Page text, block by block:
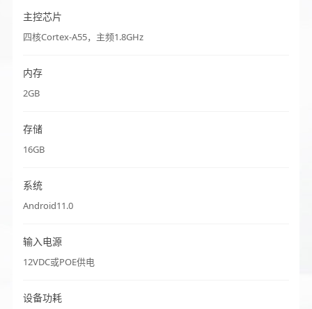
主控芯片
四核Cortex-A55，主频1.8GHz
内存
2GB
存储
16GB
系统
Android11.0
输入电源
12VDC或POE供电
设备功耗